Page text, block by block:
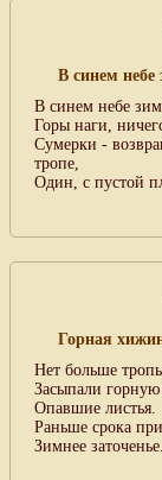
В синем небе
В синем небе
Горы наги,
Сумерки -
тропе,
Один, с пустой
Горная
Нет больше
Засыпали
Опавшие листья.
Раньше срока
Зимнее заточенье.